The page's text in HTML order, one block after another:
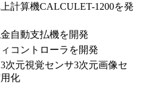
計算機CALCULET-1200を発
自動支払機を開発
コントローラを開発
次元視覚センサ3次元画像セ
化